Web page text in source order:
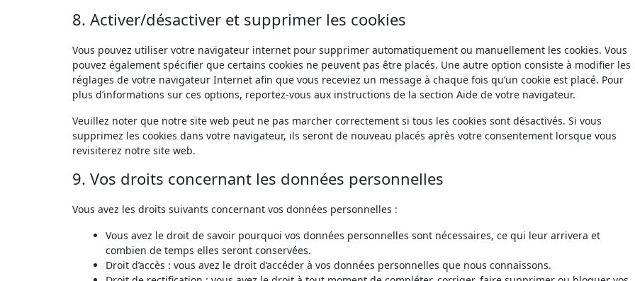
8. Activer/désactiver et supprimer les cookies
Vous pouvez utiliser votre navigateur internet pour supprimer automatiquement ou manuellement les cookies. Vous
pouvez également spécifier que certains cookies ne peuvent pas être placés. Une autre option consiste à modifier les
réglages de votre navigateur Internet afin que vous receviez un message à chaque fois qu’un cookie est placé. Pour
plus d’informations sur ces options, reportez-vous aux instructions de la section Aide de votre navigateur.
Veuillez noter que notre site web peut ne pas marcher correctement si tous les cookies sont désactivés. Si vous
supprimez les cookies dans votre navigateur, ils seront de nouveau placés après votre consentement lorsque vous
revisiterez notre site web.
9. Vos droits concernant les données personnelles
Vous avez les droits suivants concernant vos données personnelles :
Vous avez le droit de savoir pourquoi vos données personnelles sont nécessaires, ce qui leur arrivera et
combien de temps elles seront conservées.
Droit d’accès : vous avez le droit d’accéder à vos données personnelles que nous connaissons.